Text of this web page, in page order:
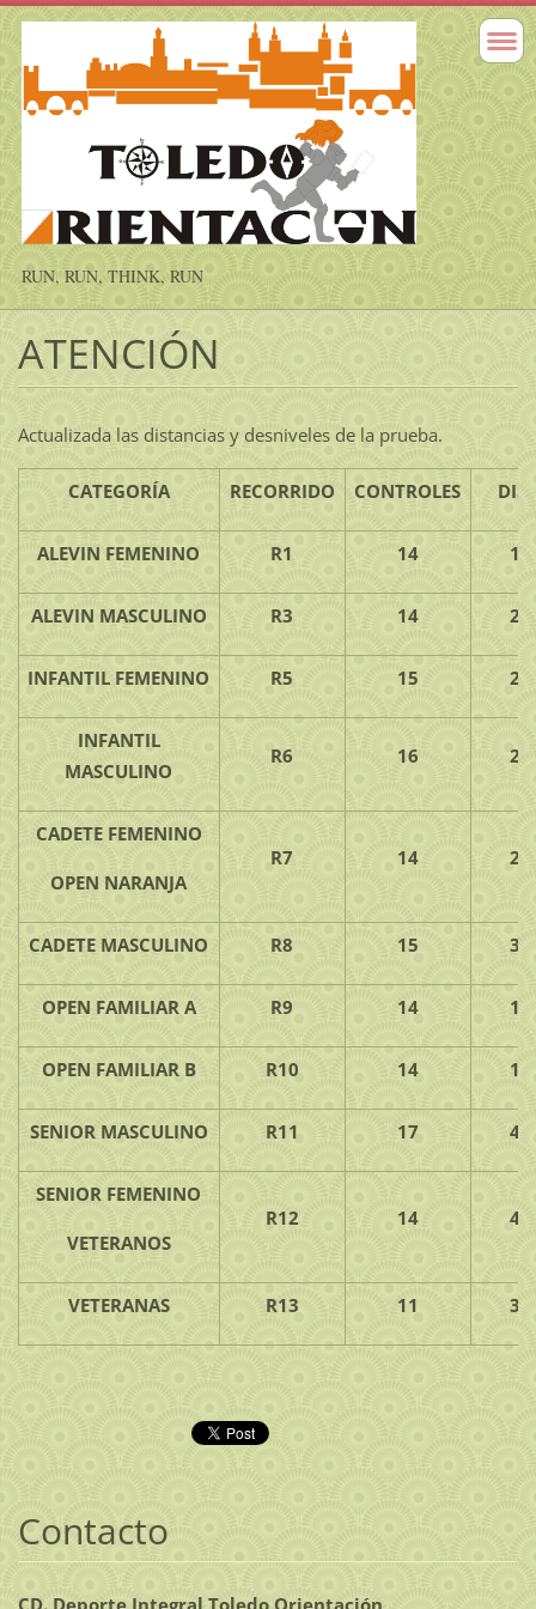
RUN, RUN, THINK, RUN
ATENCIÓN
Actualizada las distancias y desniveles de la prueba.
CATEGORÍA RECORRIDO CONTROLES
ALEVIN FEMENINO R1 14
ALEVIN MASCULINO R3 14
INFANTIL FEMENINO R5 15
INFANTIL
MASCULINO
R6 16
CADETE FEMENINO
OPEN NARANJA
R7 14
CADETE MASCULINO R8 15
OPEN FAMILIAR A R9 14
OPEN FAMILIAR B R10 14
SENIOR MASCULINO R11 17
SENIOR FEMENINO
VETERANOS
R12 14
VETERANAS R13 11
Contacto
CD. Deporte Integral Toledo Orientación